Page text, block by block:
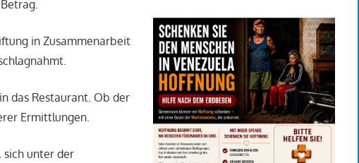
in Zusammenarbeit
das Restaurant. Ob der
Ermittlungen.
sich unter der